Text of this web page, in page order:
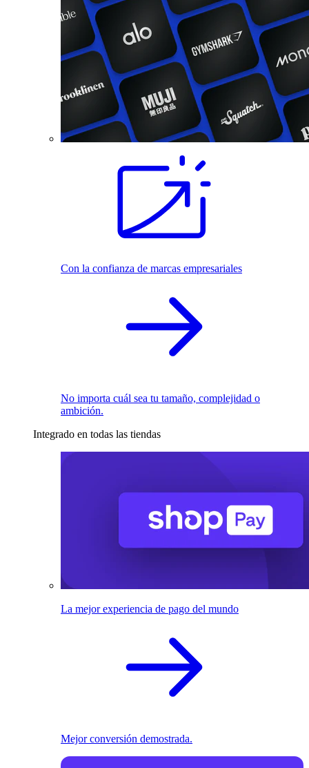
Con la confianza de marcas empresariales
No importa cuál sea tu tamaño, complejidad o
ambición.
Integrado en todas las tiendas
La mejor experiencia de pago del mundo
Mejor conversión demostrada.